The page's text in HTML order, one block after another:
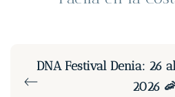
DNA Festival Denia: 26
2026